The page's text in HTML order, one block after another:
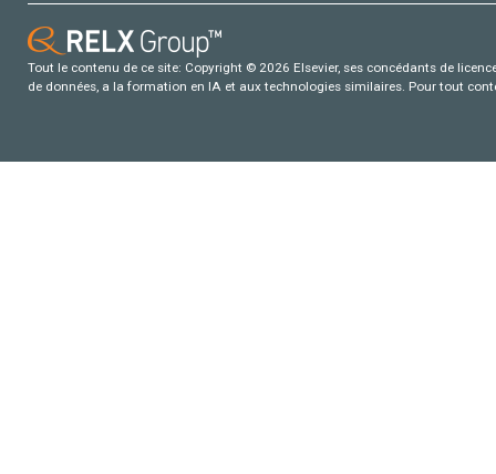
Tout le contenu de ce site: Copyright © 2026 Elsevier, ses concédants de
de données, a la formation en IA et aux technologies similaires. Pour tout